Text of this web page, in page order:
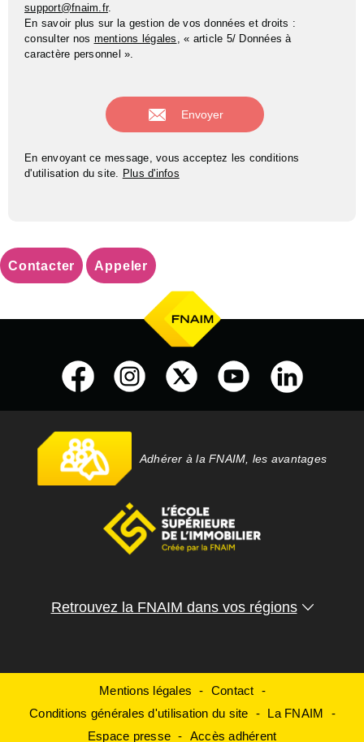
support@fnaim.fr.
En savoir plus sur la gestion de vos données et droits :
consulter nos mentions légales , « article 5/ Données à
caractère personnel ».
En envoyant ce message, vous acceptez les conditions
d'utilisation du site. Plus d'infos
Contacter Appeler
Adhérer à la FNAIM, les avantages
Retrouvez la FNAIM dans vos régions
Mentions légales
Contact
Conditions générales d'utilisation du site
La FNAIM
Espace presse
Accès adhérent